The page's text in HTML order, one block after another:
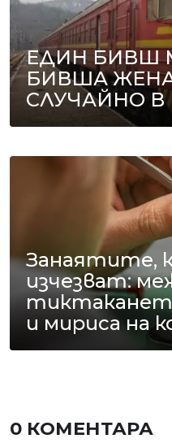
ЕДИН БИВШ
БИВША
СЛУЧАЙНО В
Занаятите,
изчезват:
и мириса на
0 КОМЕНТАРА